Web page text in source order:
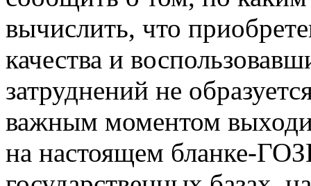
вычислить, что
качества и
затруднений не
важным моментом
на настоящем бланке-